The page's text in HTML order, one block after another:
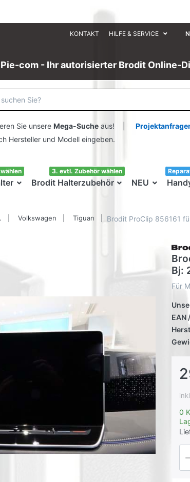
KONTAKT HILFE & SERVICE
Pie-com - Ihr autorisierter Brodit Online-
Sie unsere Mega-Sucheaus! |
und Modell eingeben.
Brodit Halterzubehör
3. evtl. Zubehör wählen
NEU
Volkswagen Tiguan Brodit ProClip 856161
Bj:
Für
EAN
0